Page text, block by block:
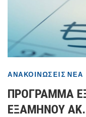
ΑΝΑΚΟΙΝΏΣΕΙΣ ΝΈΑ
ΠΡΟΓΡΑΜΜΑ
ΕΞΑΜΗΝΟΥ ΑΚ.